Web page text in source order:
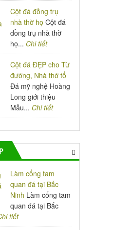
Cột đá đồng trụ
nhà thờ họ Cột đá
đồng trụ nhà thờ
họ... Chi tiết
Cột đá ĐẸP cho Từ
đường, Nhà thờ tổ
Đá mỹ nghệ Hoàng
Long giới thiệu
Mẫu... Chi tiết
Làm cổng tam
quan đá tại Bắc
Ninh Làm cổng tam
quan đá tại Bắc
tiết